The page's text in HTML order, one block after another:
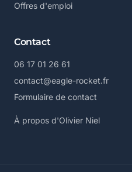
Offres d'emploi
Contact
06 17 01 26 61
contact@eagle-rocket.fr
Formulaire de contact
À propos d'Olivier Niel